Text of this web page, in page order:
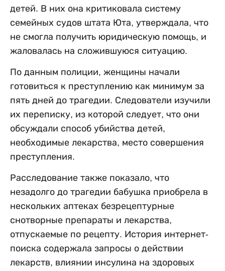
детей. В них она критиковала систему
семейных судов штата Юта, утверждала, что
не смогла получить юридическую помощь, и
жаловалась на сложившуюся ситуацию.
По данным полиции, женщины начали
готовиться к преступлению как минимум за
пять дней до трагедии. Следователи изучили
их переписку, из которой следует, что они
обсуждали способ убийства детей,
необходимые лекарства, место совершения
преступления.
Расследование также показало, что
незадолго до трагедии бабушка приобрела в
нескольких аптеках безрецептурные
снотворные препараты и лекарства,
отпускаемые по рецепту. История интернет-
поиска содержала запросы о действии
лекарств, влиянии инсулина на здоровых